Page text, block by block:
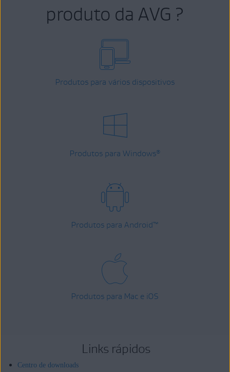
produto da AVG ?
Produtos para vários dispositivos
Produtos para Windows®
Produtos para Android™
Produtos para Mac e iOS
Links rápidos
Centro de downloads